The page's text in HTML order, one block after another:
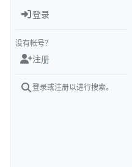
登录
没有帐号？
注册
登录或注册以进行搜索。